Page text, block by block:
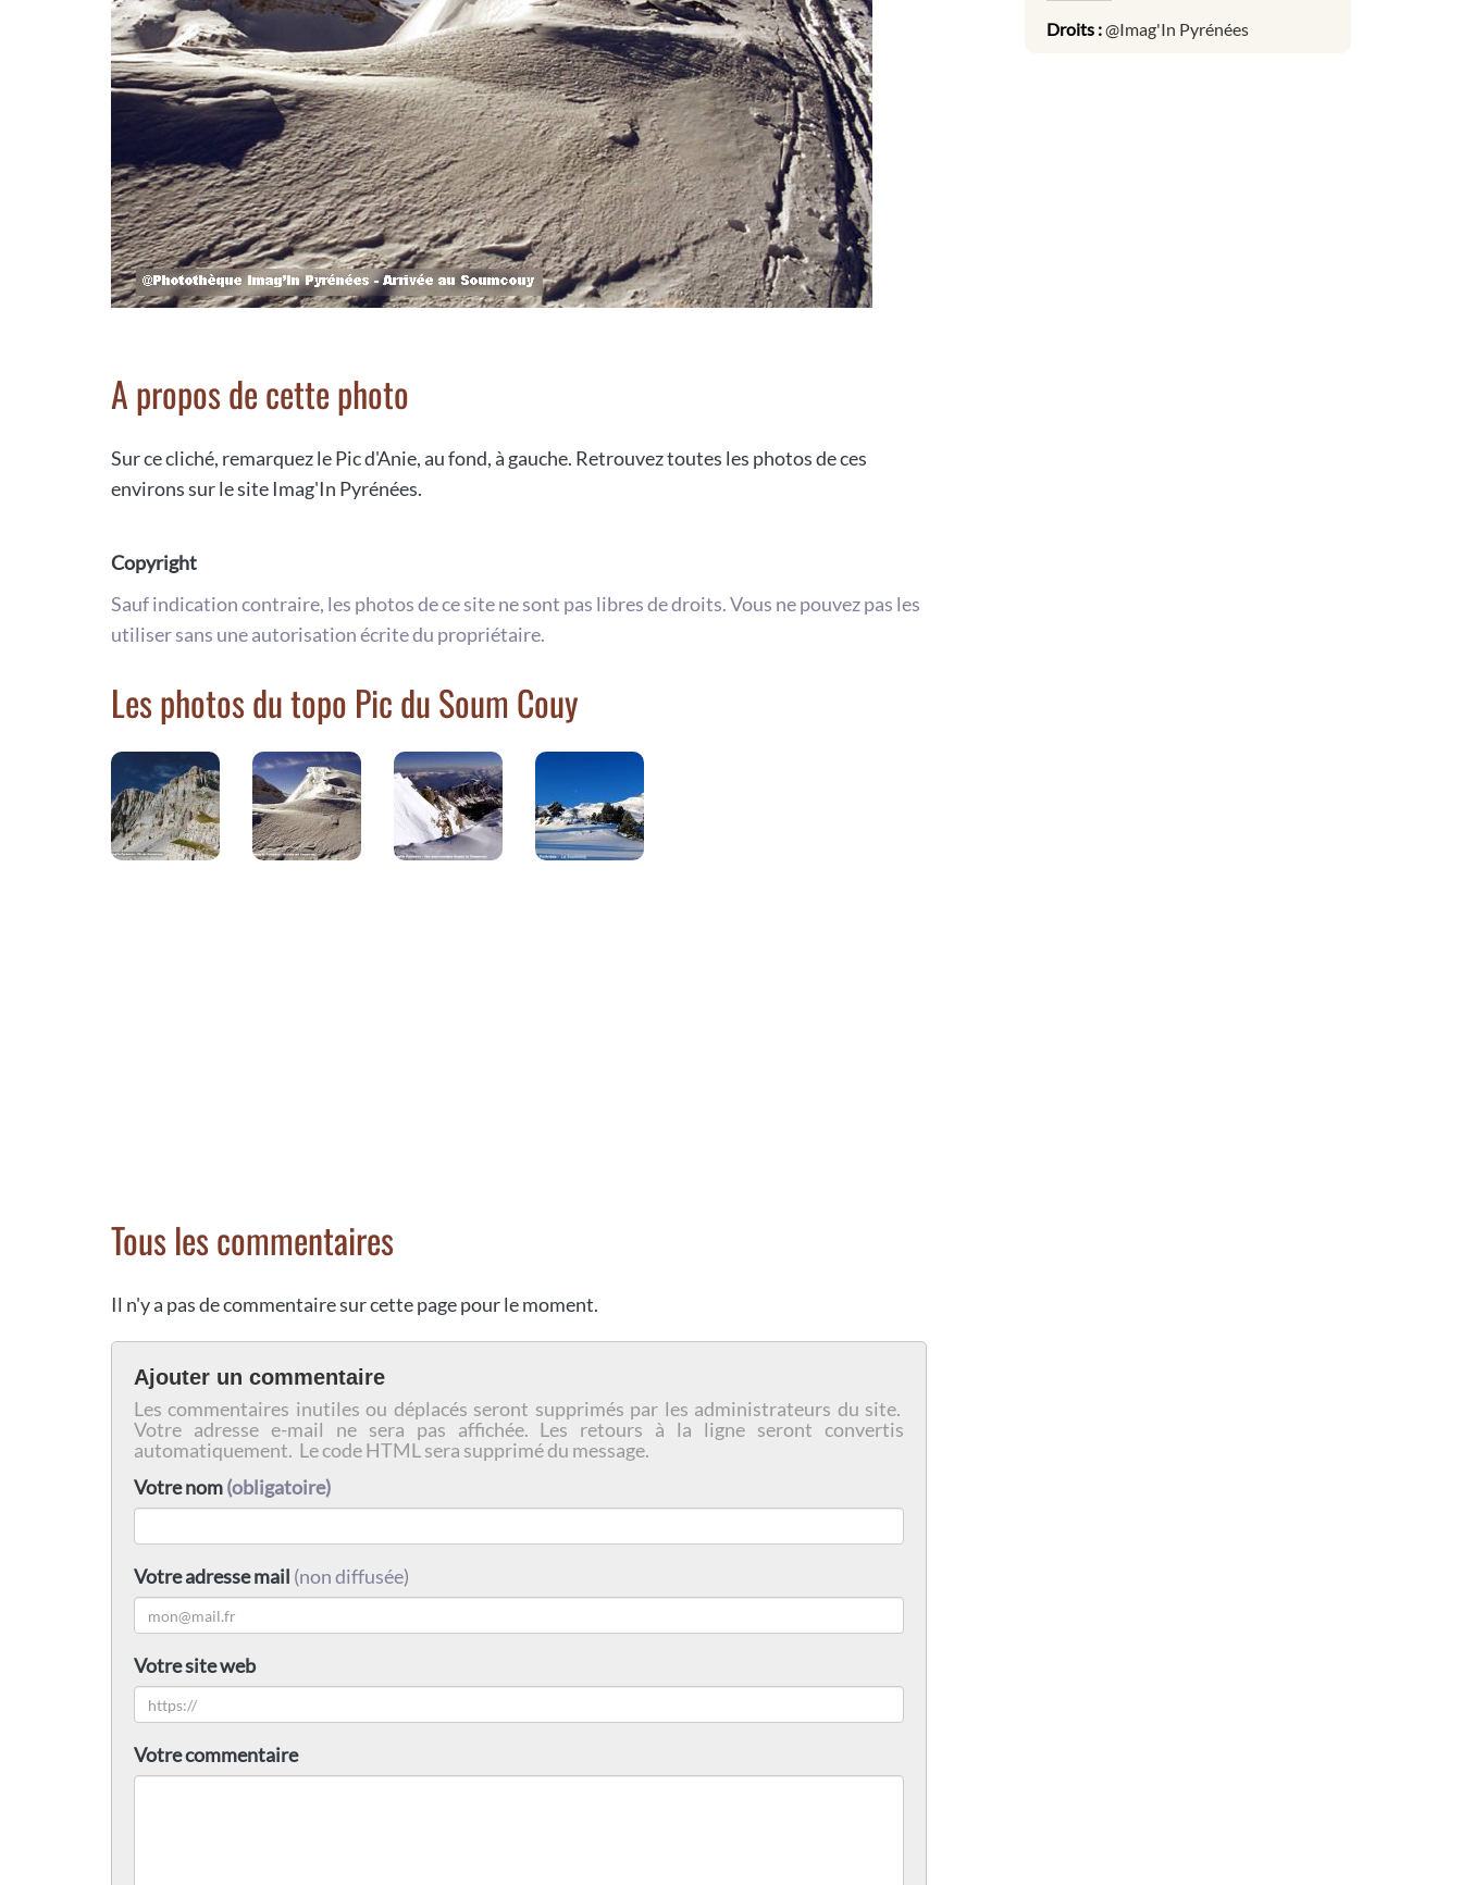
A propos de cette photo
Sur ce cliché, remarquez le Pic d'Anie, au fond, à gauche. Retrouvez toutes les photos de ces
environs sur le site Imag'In Pyrénées.
Copyright
Sauf indication contraire, les photos de ce site ne sont pas libres de droits. Vous ne pouvez pas les
utiliser sans une autorisation écrite du propriétaire.
Les photos du topo Pic du Soum Couy
Tous les commentaires
Il n'y a pas de commentaire sur cette page pour le moment.
Ajouter un commentaire
Les commentaires inutiles ou déplacés seront supprimés par les administrateurs du site.
Votre adresse e-mail ne sera pas affichée. Les retours à la ligne seront convertis
automatiquement. Le code HTML sera supprimé du message.
Votre nom(obligatoire)
Votre adresse mail (non diffusée)
Votre site web
Votre commentaire
Droits :@Imag'In Pyrénées